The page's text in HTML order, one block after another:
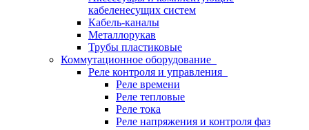
кабеленесущих систем
Кабель-каналы
Металлорукав
Трубы пластиковые
Коммутационное оборудование
Реле контроля и управления
Реле времени
Реле тепловые
Реле тока
Реле напряжения и контроля фаз